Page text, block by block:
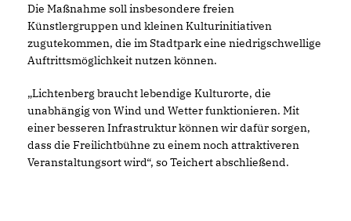
Die Maßnahme soll insbesondere freien
Künstlergruppen und kleinen Kulturinitiativen
zugutekommen, die im Stadtpark eine niedrigschwellige
Auftrittsmöglichkeit nutzen können.
Lichtenberg braucht lebendige Kulturorte, die
unabhängig von Wind und Wetter funktionieren. Mit
einer besseren Infrastruktur können wir dafür sorgen,
dass die Freilichtbühne zu einem noch attraktiveren
Veranstaltungsort wird“, so Teichert abschließend.